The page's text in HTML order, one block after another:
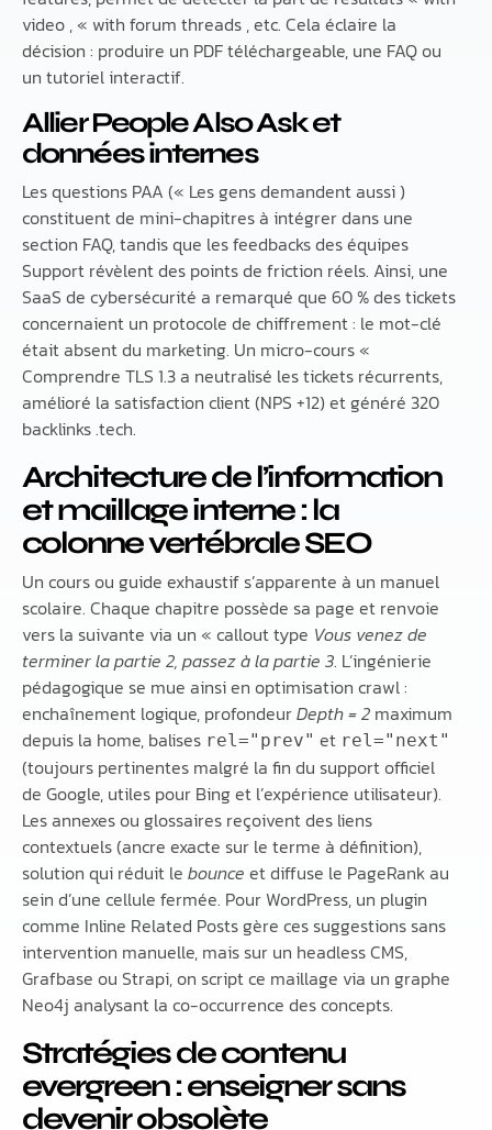
video , « with forum threads , etc. Cela éclaire la
décision : produire un PDF téléchargeable, une FAQ ou
un tutoriel interactif.
Allier People Also Ask et
données internes
Les questions PAA (« Les gens demandent aussi )
constituent de mini-chapitres à intégrer dans une
section FAQ, tandis que les feedbacks des équipes
Support révèlent des points de friction réels. Ainsi, une
SaaS de cybersécurité a remarqué que 60 % des tickets
concernaient un protocole de chiffrement : le mot-clé
était absent du marketing. Un micro-cours «
Comprendre TLS 1.3 a neutralisé les tickets récurrents,
amélioré la satisfaction client (NPS +12) et généré 320
backlinks .tech.
Architecture de l’information
et maillage interne : la
colonne vertébrale SEO
Un cours ou guide exhaustif s’apparente à un manuel
scolaire. Chaque chapitre possède sa page et renvoie
vers la suivante via un « callout type Vous venez de
terminer la partie 2, passez à la partie 3. L’ingénierie
pédagogique se mue ainsi en optimisation crawl :
enchaînement logique, profondeurDepth = 2 maximum
depuis la home, balises rel="prev" et rel="next"
(toujours pertinentes malgré la fin du support officiel
de Google, utiles pour Bing et l’expérience utilisateur).
Les annexes ou glossaires reçoivent des liens
contextuels (ancre exacte sur le terme à définition),
solution qui réduit le bounce et diffuse le PageRank au
sein d’une cellule fermée. Pour WordPress, un plugin
comme Inline Related Posts gère ces suggestions sans
intervention manuelle, mais sur un headless CMS,
Grafbase ou Strapi, on script ce maillage via un graphe
Neo4j analysant la co-occurrence des concepts.
Stratégies de contenu
evergreen : enseigner sans
devenir obsolète